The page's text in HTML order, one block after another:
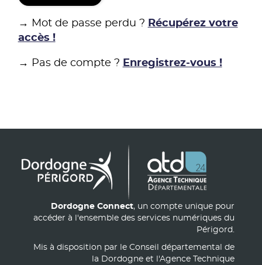
→ Mot de passe perdu ? Récupérez votre
accès !
→ Pas de compte ? Enregistrez-vous !
Dordogne Connect, un compte unique pour
accéder à l'ensemble des services numériques du
Périgord.
Mis à disposition par le Conseil départemental de
la Dordogne et l'Agence Technique